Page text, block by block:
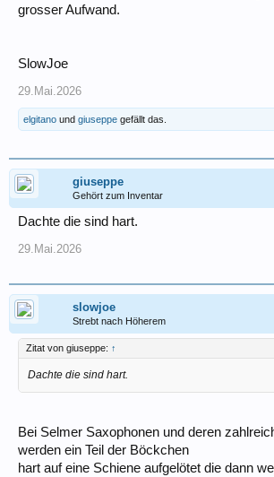
grosser Aufwand.
SlowJoe
29.Mai.2026
elgitano und giuseppe gefällt das.
giuseppe
Gehört zum Inventar
Dachte die sind hart.
29.Mai.2026
slowjoe
Strebt nach Höherem
Zitat von giuseppe: ↑
Dachte die sind hart.
Bei Selmer Saxophonen und deren
werden ein Teil der Böckchen
hart auf eine Schiene aufgelötet die dann